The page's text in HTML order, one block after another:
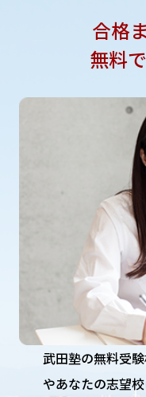
合格
無料
武田塾の無料受
やあなたの志望